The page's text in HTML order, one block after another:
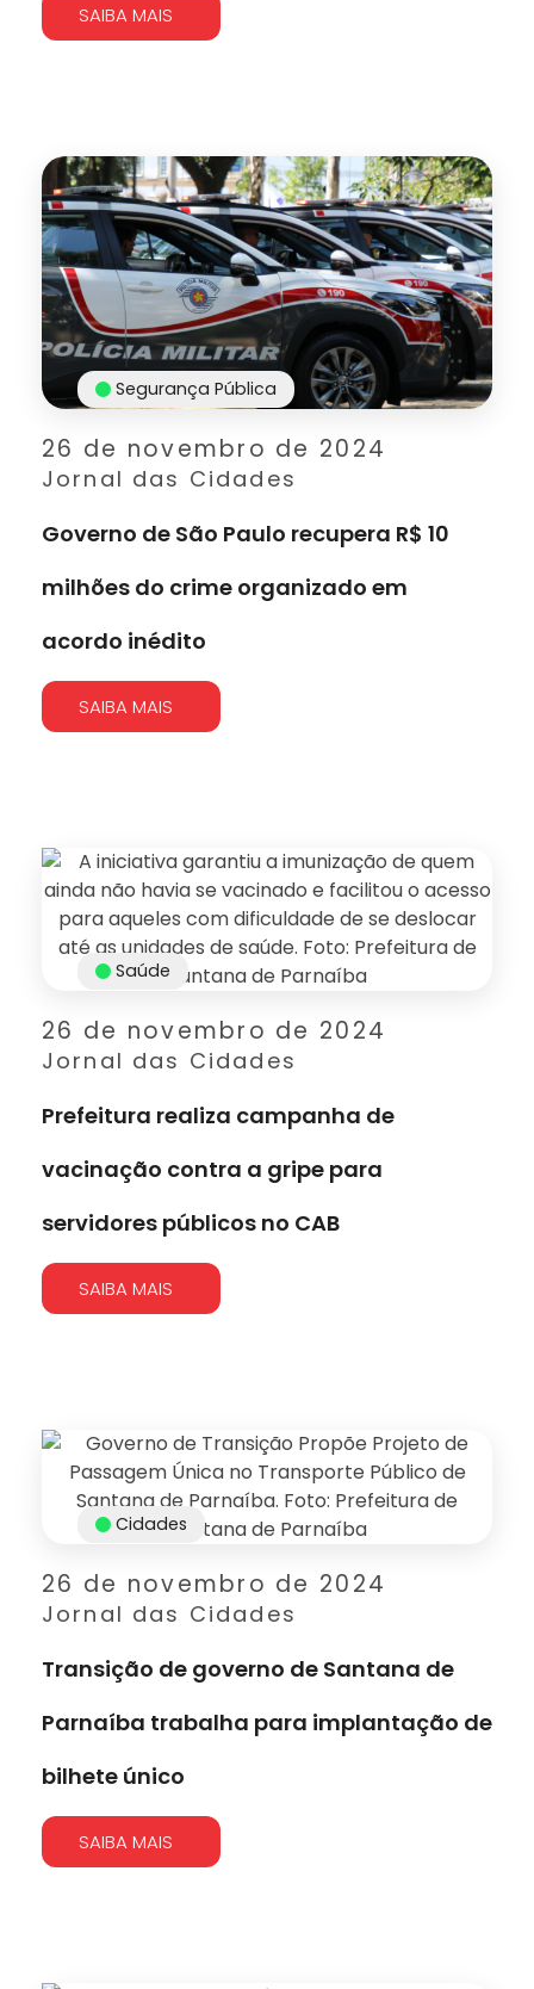
SAIBA MAIS
26 de novembro de 2024
Jornal das Cidades
Segurança Pública
Governo de São Paulo recupera R$ 10
milhões do crime organizado em
acordo inédito
SAIBA MAIS
26 de novembro de 2024
Jornal das Cidades
Saúde
Prefeitura realiza campanha de
vacinação contra a gripe para
servidores públicos no CAB
SAIBA MAIS
26 de novembro de 2024
Jornal das Cidades
Cidades
Transição de governo de Santana de
Parnaíba trabalha para implantação de
bilhete único
SAIBA MAIS